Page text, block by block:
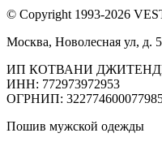
© Copyright 1993-2026
Москва, Новолесная ул, д.
ИП КОТВАНИ
ИНН: 772973972953
ОГРНИП:
Пошив мужской одежды